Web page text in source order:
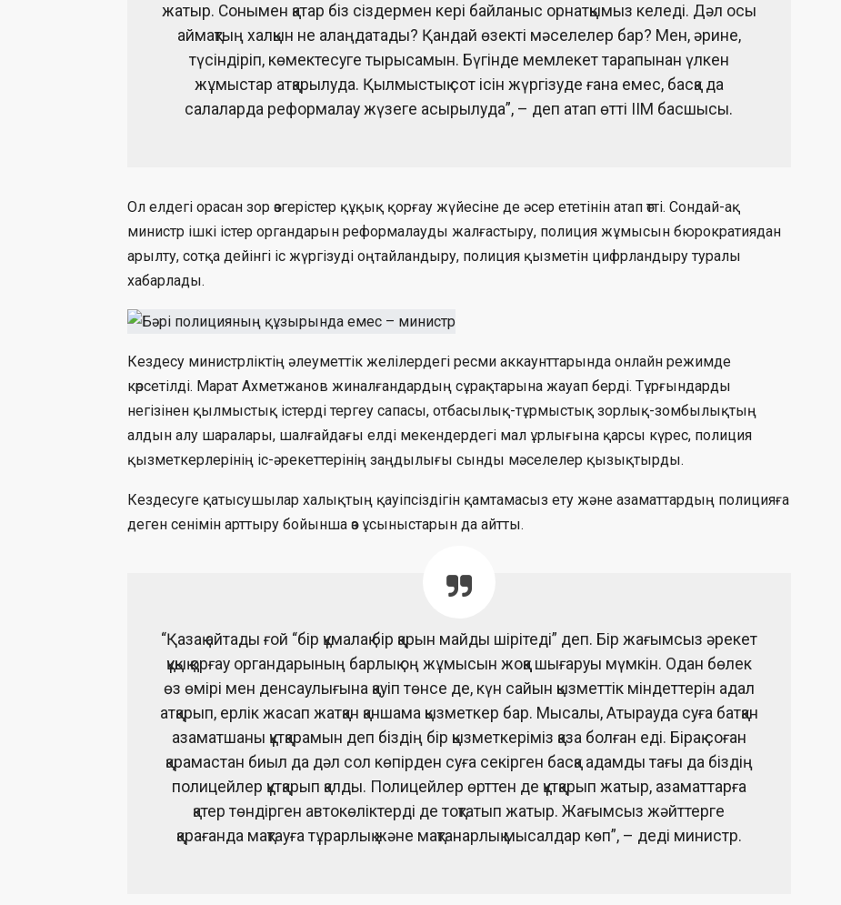
жатыр. Сонымен қатар біз сіздермен кері байланыс орнатқымыз келеді. Дәл осы
аймақтың халқын не алаңдатады? Қандай өзекті мәселелер бар? Мен, әрине,
түсіндіріп, көмектесуге тырысамын. Бүгінде мемлекет тарапынан үлкен
жұмыстар атқарылуда. Қылмыстық сот ісін жүргізуде ғана емес, басқа да
салаларда реформалау жүзеге асырылуда”, – деп атап өтті ІІМ басшысы.
Ол елдегі орасан зор өзгерістер құқық қорғау жүйесіне де әсер ететінін атап өтті. Сондай-ақ
министр ішкі істер органдарын реформалауды жалғастыру, полиция жұмысын бюрократиядан
арылту, сотқа дейінгі іс жүргізуді оңтайландыру, полиция қызметін цифрландыру туралы
хабарлады.
Кездесу министрліктің әлеуметтік желілердегі ресми аккаунттарында онлайн режимде
көрсетілді. Марат Ахметжанов жиналғандардың сұрақтарына жауап берді. Тұрғындарды
негізінен қылмыстық істерді тергеу сапасы, отбасылық-тұрмыстық зорлық-зомбылықтың
алдын алу шаралары, шалғайдағы елді мекендердегі мал ұрлығына қарсы күрес, полиция
қызметкерлерінің іс-әрекеттерінің заңдылығы сынды мәселелер қызықтырды.
Кездесуге қатысушылар халықтың қауіпсіздігін қамтамасыз ету және азаматтардың полицияға
деген сенімін арттыру бойынша өз ұсыныстарын да айтты.
“Қазақ айтады ғой “бір құмалақ бір қарын майды шірітеді” деп. Бір жағымсыз әрекет
құқық қорғау органдарының барлық оң жұмысын жоққа шығаруы мүмкін. Одан бөлек
өз өмірі мен денсаулығына қауіп төнсе де, күн сайын қызметтік міндеттерін адал
атқарып, ерлік жасап жатқан қаншама қызметкер бар. Мысалы, Атырауда суға батқан
азаматшаны құтқарамын деп біздің бір қызметкеріміз қаза болған еді. Бірақ соған
қарамастан биыл да дәл сол көпірден суға секірген басқа адамды тағы да біздің
полицейлер құтқарып қалды. Полицейлер өрттен де құтқарып жатыр, азаматтарға
қатер төндірген автокөліктерді де тоқтатып жатыр. Жағымсыз жәйттерге
қарағанда мақтауға тұрарлық және мақтанарлық мысалдар көп”, – деді министр.